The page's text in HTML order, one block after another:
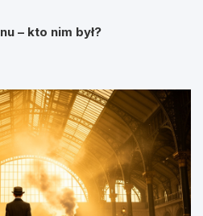
– kto nim był?